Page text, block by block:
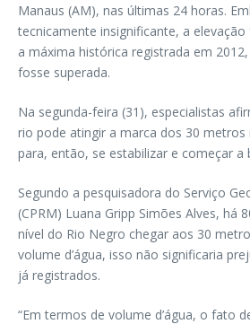
Manaus (AM), nas últimas 24 horas.
tecnicamente insignificante, a
a máxima histórica registrada em
fosse superada.
Na segunda-feira (31), especialistas
rio pode atingir a marca dos 30 metros
para, então, se estabilizar e começar a
Segundo a pesquisadora do Serviço
(CPRM) Luana Gripp Simões Alves, há
nível do Rio Negro chegar aos 30
volume d’água, isso não significaria
já registrados.
“Em termos de volume d’água, o fato